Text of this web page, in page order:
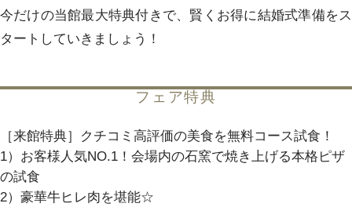
プロポーズご検討の方はこちら
来店予約 オンライン相談
資料請求
今だけの当館最大特典付きで、賢くお得に結婚式準備をス
タートしていきましょう！
フェア特典
［来館特典］クチコミ高評価の美食を無料コース試食！
1）お客様人気NO.1！会場内の石窯で焼き上げる本格ピザ
の試食
2）豪華牛ヒレ肉を堪能☆